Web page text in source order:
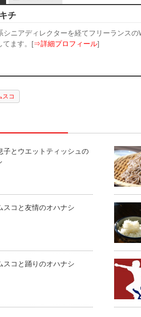
チ
シニアディレクターを経てフリーランス
てます。[⇒詳細プロフィール]
スコ
子とウエットティッシュの
スコと友情のオハナシ
スコと踊りのオハナシ